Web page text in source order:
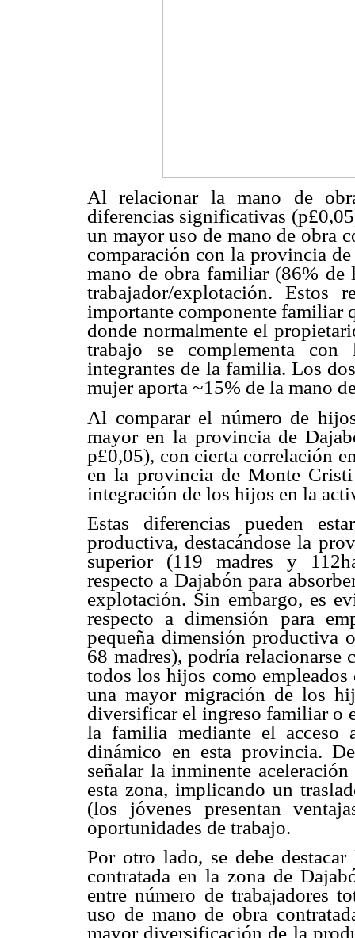
Al relacionar la mano de
diferencias significativas
un mayor uso de mano de obra
comparación con la provincia
mano de obra familiar (86% de
trabajador/explotación. Estos
importante componente familiar
donde normalmente el
trabajo se complementa
integrantes de la familia. Los
mujer aporta ~15% de la mano
Al comparar el número de
mayor en la provincia de
p£0,05), con cierta correlación
en la provincia de Monte
integración de los hijos en la
Estas diferencias pueden
productiva, destacándose la
superior (119 madres y
respecto a Dajabón para
explotación. Sin embargo, es
respecto a dimensión para
pequeña dimensión productiva
68 madres), podría relacionarse
todos los hijos como
una mayor migración de los
diversificar el ingreso familiar o
la familia mediante el acceso
dinámico en esta provincia.
señalar la inminente
esta zona, implicando un
(los jóvenes presentan
oportunidades de trabajo.
Por otro lado, se debe
contratada en la zona de
entre número de trabajadores
uso de mano de obra
mayor diversificación de la